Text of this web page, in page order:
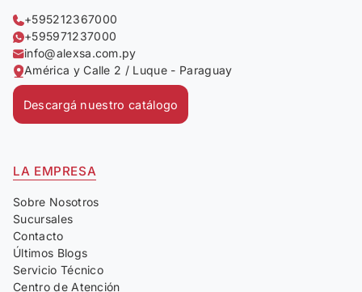
+595212367000
+595971237000
info@alexsa.com.py
América y Calle 2 / Luque - Paraguay
Descargá nuestro catálogo
LA EMPRESA
Sobre Nosotros
Sucursales
Contacto
Últimos Blogs
Servicio Técnico
Centro de Atención